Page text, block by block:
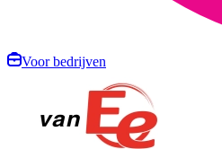
Voor bedrijven